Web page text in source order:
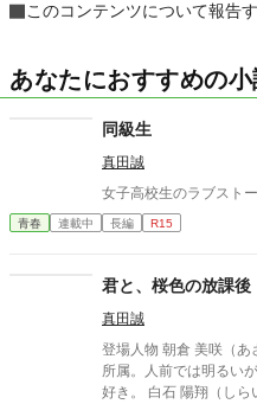
このコンテンツについて報告
あなたにおすすめの
同級生
真田誠
女子高校生のラブスト
青春 連載中 長編 R15
君と、桜色の放課後
真田誠
登場人物 朝倉 美咲（あさくら みさき）16歳 高校1年生。写真部
所属。人前では明るい
好き。 白石 陽翔（しらいし はると）17歳 高校2年生。サッカー